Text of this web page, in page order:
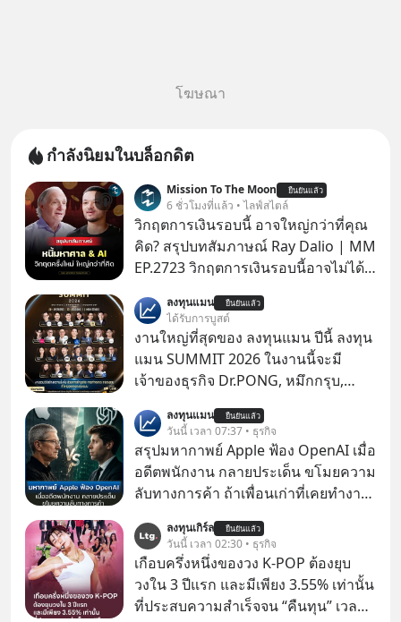
โฆษณา
กำลังนิยมในบล็อกดิต
Mission To The Moon ยืนยันแล้ว
6 ชั่วโมงที่แล้ว • ไลฟ์สไตล์
วิกฤตการเงินรอบนี้ อาจใหญ่กว่าที่คุณ
คิด? สรุปบทสัมภาษณ์ Ray Dalio | MM
EP.2723 วิกฤตการเงินรอบนี้อาจไม่ได้
Dalio ชายผู้เคยทำนายวิกฤตเศรษฐกิจ
มาแล้วหลายต่อหลายครั้ง ออกมาส่ง
สัญญาณเตือนระเบิดเวลาลูกใหม่ที่
กำลังก่อตัวขึ้น จาก "ระเบิดหนี้สิน
มหาศาล" ผสานเข้ากับ "ฟองสบู่กระแส
AI" ที่ผู้คนกำลังแห่ไล่ราคาอย่างบ้าคลั่ง
บทเรียนจากประวัติศาสตร์ 500 ปี บอก
อะไรเรา? ระเบียบโลกกำลังจะเปลี่ยน
มือไปในทิศทางไหน? และเราควรรับมือ
อย่างไรก่อนที่ทุกอย่างจะสายเกินไป?
ร่วมเจาะลึกบทวิเคราะห์และข้อคิดการ
เงินฉบับ Dalio กันได้ใน EP. นี้
#RayDalio #สรุปบทเรียน #การเงินการ
ลงทุน #MissionToTheMoon
#MissionToTheMoonPodcast
ลงทุนแมน ยืนยันแล้ว
ได้รับการบูสต์
งานใหญ่ที่สุดของ ลงทุนแมน ปีนี้ ลงทุน
แมน SUMMIT 2026 ในงานนี้จะมี
เจ้าของธุรกิจ Dr.PONG, หมึกกรุบ,
Fastwork, MizuMi, KARMART, อิชิตัน
มาแชร์ความรู้การสร้างธุรกิจ
ลงทุนแมน ยืนยันแล้ว
วันนี้ เวลา 07:37 • ธุรกิจ
สรุปมหากาพย์ Apple ฟ้อง OpenAI เมื่อ
อดีตพนักงาน กลายประเด็น ขโมยความ
ลับทางการค้า ถ้าเพื่อนเก่าที่เคยทำงาน
เก่าที่เขาเคยทำไว้ ตอนยังอยู่บริษัท
เดียวกัน
ลงทุนเกิร์ล ยืนยันแล้ว
วันนี้ เวลา 02:30 • ธุรกิจ
เกือบครึ่งหนึ่งของวง K-POP ต้องยุบ
วงใน 3 ปีแรก และมีเพียง 3.55% เท่านั้น
ที่ประสบความสำเร็จจน “คืนทุน” เวลา